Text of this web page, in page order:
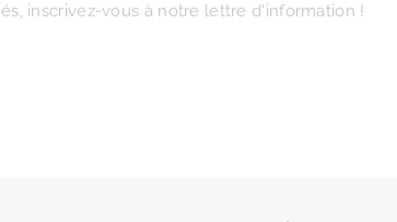
inscrivez-vous à notre lettre d'information !